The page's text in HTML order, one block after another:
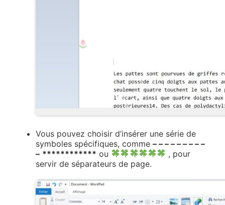
Vous pouvez choisir d’insérer une série de
symboles spécifiques, comme– – – – – – – – –
– ************ ou
, pour
servir de séparateurs de page.